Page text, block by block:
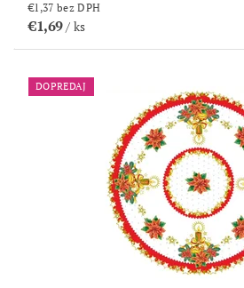
€1,37 bez DPH
€1,69/ ks
DOPREDAJ